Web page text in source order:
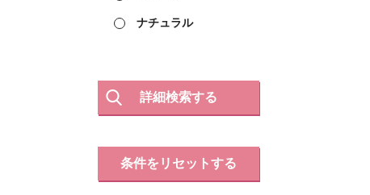
ナチュラル